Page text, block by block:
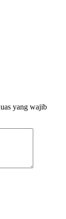
yang wajib